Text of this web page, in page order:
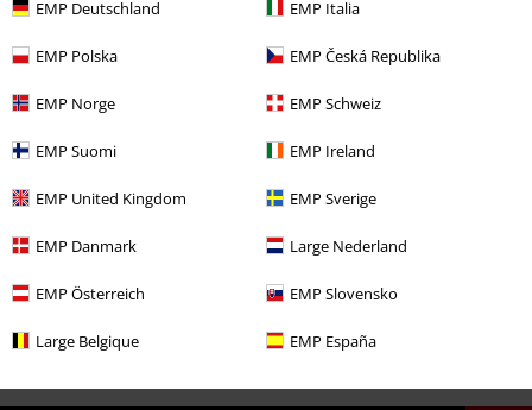
EMP Deutschland EMP Italia
EMP Polska EMP Česká Republika
EMP Norge EMP Schweiz
EMP Suomi EMP Ireland
EMP United Kingdom EMP Sverige
EMP Danmark Large Nederland
EMP Österreich EMP Slovensko
Large Belgique EMP España
Från vardagsrumsstartup till ostoppbar etta!